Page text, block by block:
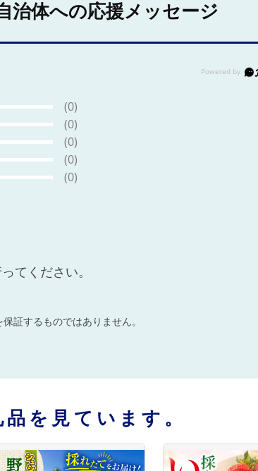
治体への応援メッセージ
(0)
(0)
(0)
(0)
(0)
てください。
証するものではありません。
を見ています。